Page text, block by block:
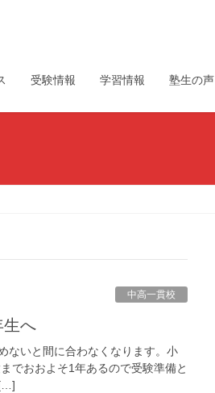
受験情報 学習情報 塾生の声
中高一貫校
生へ
ないと間に合わなくなります。小
でおおよそ1年あるので受験準備と